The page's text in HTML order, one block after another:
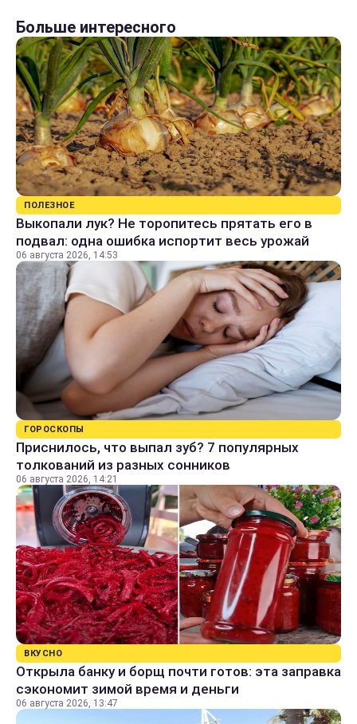
Больше интересного
ПОЛЕЗНОЕ
Выкопали лук? Не торопитесь прятать его в
подвал: одна ошибка испортит весь урожай
06 августа 2026, 14:53
ГОРОСКОПЫ
Приснилось, что выпал зуб? 7 популярных
толкований из разных сонников
06 августа 2026, 14:21
ВКУСНО
Открыла банку и борщ почти готов: эта заправка
сэкономит зимой время и деньги
06 августа 2026, 13:47